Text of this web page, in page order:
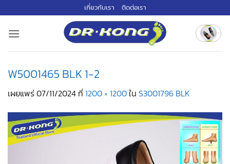
ไป
เกี่ยวกับเรา ติดต่อเรา
W5001465 BLK 1-2
เผยแพร่07/11/2024 ที่ 1200 × 1200ใน S3001796 BLK